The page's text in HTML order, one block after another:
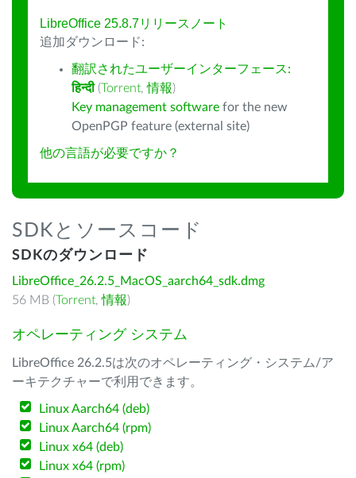
LibreOffice 25.8.7リリースノート
追加ダウンロード:
翻訳されたユーザーインターフェース:
हिन्दी (Torrent,情報)
Key management software for the new
OpenPGP feature (external site)
他の言語が必要ですか？
SDKとソースコード
SDKのダウンロード
LibreOffice_26.2.5_MacOS_aarch64_sdk.dmg
56 MB (Torrent,情報)
オペレーティング システム
LibreOffice 26.2.5は次のオペレーティング・システム/ア
ーキテクチャーで利用できます。
Linux Aarch64 (deb)
Linux Aarch64 (rpm)
Linux x64 (deb)
Linux x64 (rpm)